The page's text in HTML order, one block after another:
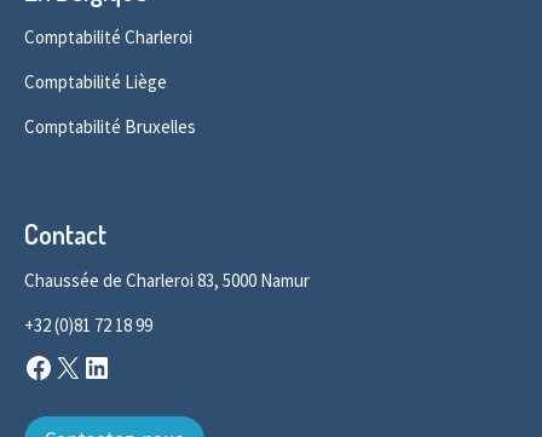
Comptabilité Charleroi
Comptabilité Liège
Comptabilité Bruxelles
Contact
Chaussée de Charleroi 83, 5000 Namur
+32 (0)81 72 18 99
Facebook
X